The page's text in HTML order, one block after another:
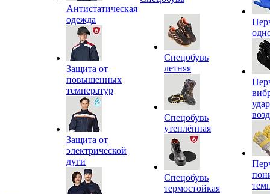
Антистатическая
одежда
Защита от
повышенных
температур
Защита от
электрической
дуги
Спецобувь
летняя
Спецобувь
утеплённая
Спецобувь
термостойкая